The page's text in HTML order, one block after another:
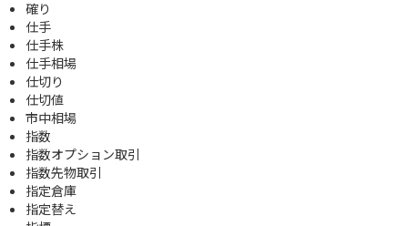
確り
仕手
仕手株
仕手相場
仕切り
仕切値
市中相場
指数
指数オプション取引
指数先物取引
指定倉庫
指定替え